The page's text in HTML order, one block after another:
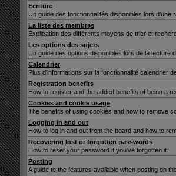
Ecriture
Un guide des fonctionnalités disponibles lors d'une
La liste des membres
Explication des différents moyens de trier et
Les options des sujets
Un guide des options disponibles lors de la lecture
Calendrier
Plus d'informations sur la fonctionnalité calendrier
Registration benefits
How to register and the added benefits of being a
Cookies and cookie usage
The benefits of using cookies and how to remove
Logging in and out
How to log in and out from the board and how to
Recovering lost or forgotten passwords
How to reset your password if you've forgotten it.
Posting
A guide to the features avaliable when posting on